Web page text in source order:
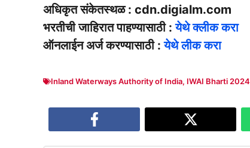
अधिकृत संकेतस्थळ : cdn.digialm.com
भरतीची जाहिरात पाहण्यासाठी :येथे क्लीक करा
ऑनलाईन अर्ज करण्यासाठी :येथे लीक करा
Inland Waterways Authority of India, IWAI Bharti 2024